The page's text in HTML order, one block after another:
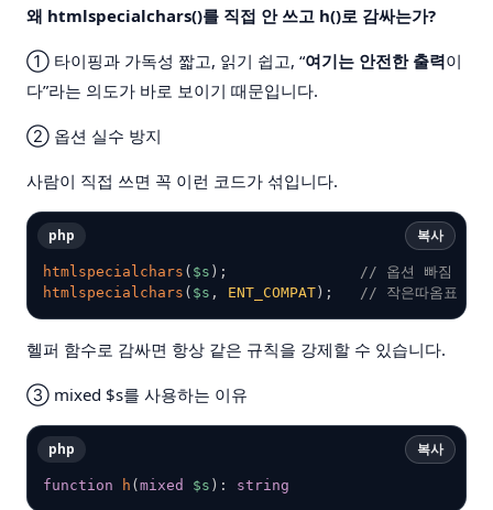
왜 htmlspecialchars()를 직접 안 쓰고 h()로 감싸는가?
① 타이핑과 가독성 짧고, 읽기 쉽고, “여기는 안전한 출력이
다”라는 의도가 바로 보이기 때문입니다.
② 옵션 실수 방지
사람이 직접 쓰면 꼭 이런 코드가 섞입니다.
htmlspecialchars ( $s ) ;
// 옵션 빠짐
htmlspecialchars ( $s , ENT_COMPAT ) ; // 작은따옴표 미
php 복사
헬퍼 함수로 감싸면 항상 같은 규칙을 강제할 수 있습니다.
③ mixed $s를 사용하는 이유
function h ( mixed $s ) : string
php 복사